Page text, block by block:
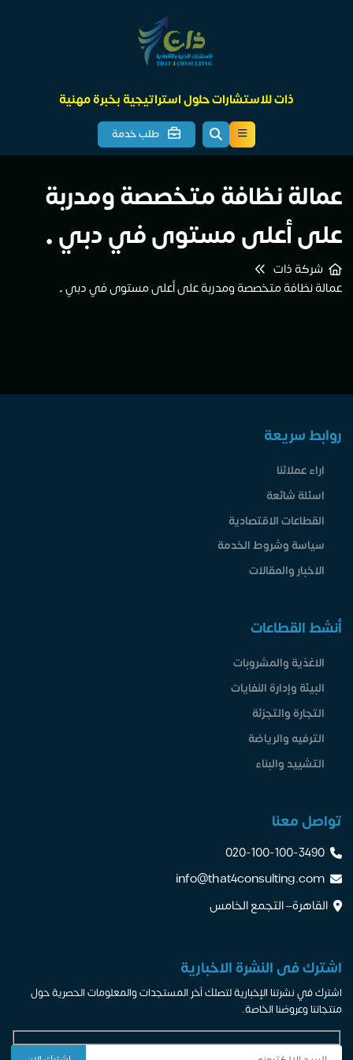
ذات للاستشارات حلول استراتيجية بخبرة مهنية
طلب خدمة
عمالة نظافة متخصصة ومدربة
على أعلى مستوى في دبي •
شركة ذات
عمالة نظافة متخصصة ومدربة على أعلى مستوى في دبي •
روابط سريعة
اراء عملائنا
اسئلة شائعة
القطاعات الاقتصادية
سياسة وشروط الخدمة
الاخبار والمقالات
أنشط القطاعات
الاغذية والمشروبات
البيئة وإدارة النفايات
التجارة والتجزئة
الترفيه والرياضة
التشييد والبناء
تواصل معنا
020-100-100-3490
info@that4consulting.com
القاهرة– التجمع الخامس
اشترك فى النشرة الاخبارية
اشترك في نشرتنا الإخبارية لتصلك آخر المستجدات والمعلومات الحصرية حول
منتجاتنا وعروضنا الخاصة.